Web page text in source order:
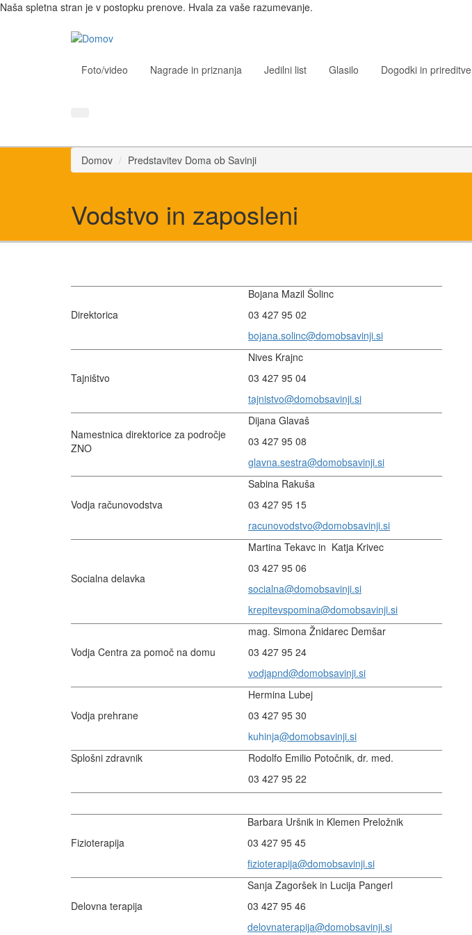
Naša spletna stran je v postopku prenove. Hvala za vaše razumevanje.
Foto/video Nagrade in priznanja Jedilni list Glasilo Dogodki in prireditve
Domov Predstavitev Doma ob Savinji
Vodstvo in zaposleni
Direktorica
Bojana Mazil Šolinc
03 427 95 02
bojana.solinc@domobsavinji.si
Tajništvo
Nives Krajnc
03 427 95 04
tajnistvo@domobsavinji.si
Namestnica direktorice za področje
ZNO
Dijana Glavaš
03 427 95 08
glavna.sestra@domobsavinji.si
Vodja računovodstva
Sabina Rakuša
03 427 95 15
racunovodstvo@domobsavinji.si
Socialna delavka
Martina Tekavc in Katja Krivec
03 427 95 06
socialna@domobsavinji.si
krepitevspomina@domobsavinji.si
Vodja Centra za pomoč na domu
mag. Simona Žnidarec Demšar
03 427 95 24
vodjapnd@domobsavinji.si
Vodja prehrane
Hermina Lubej
03 427 95 30
kuhinja@domobsavinji.si
Splošni zdravnik
Rodolfo Emilio Potočnik, dr. med.
03 427 95 22
Fizioterapija
Barbara Uršnik in Klemen Preložnik
03 427 95 45
fizioterapija@domobsavinji.si
Delovna terapija
Sanja Zagoršek in Lucija Pangerl
03 427 95 46
delovnaterapija@domobsavinji.si